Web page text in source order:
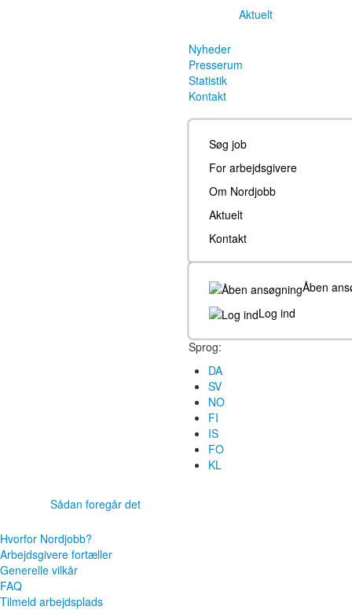
Aktuelt
Nyheder
Presserum
Statistik
Kontakt
Søg job
For arbejdsgivere
Om Nordjobb
Aktuelt
Kontakt
Åben
Log ind
Sprog:
DA
SV
NO
FI
IS
FO
KL
Sådan foregår det
Hvorfor Nordjobb?
Arbejdsgivere fortæller
Generelle vilkår
FAQ
Tilmeld arbejdsplads